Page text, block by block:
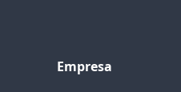
Empresa